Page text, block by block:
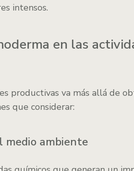
intensos.
en las
productivas va más allá de
que considerar:
medio ambiente